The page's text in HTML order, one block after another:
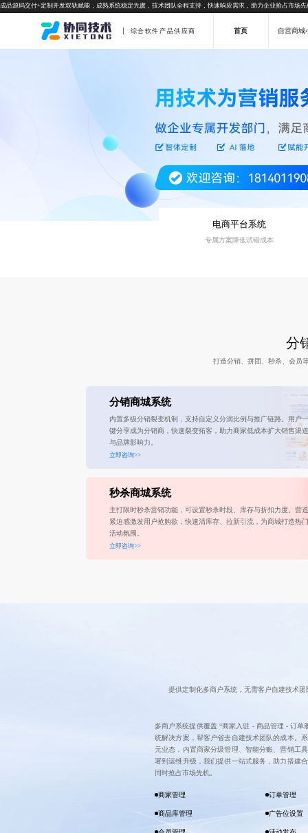
成品源码交付+定制开发双轨赋能，成熟系统稳定无虞，技术团队全程支持，快速响应需求，助力企业抢占市场先
综合软件产品供应商 首页 自营商城
电商平台系统
专属方案降低试错成本
分
打造分销、拼团、秒杀、会员
分销商城系统
内置多级分销裂变机制，支持自定义分润比例与推广链路。用户
键分享成为分销商，快速裂变拓客，助力商家低成本扩大销售渠
与品牌影响力。
立即咨询>>
秒杀商城系统
主打限时秒杀营销功能，可设置秒杀时段、库存与折扣力度。营
紧迫感激发用户抢购欲，快速清库存、拉新引流，为商城打造热
活动氛围。
立即咨询>>
提供定制化多商户系统，无需客户自建技术
多商户系统提供覆盖 “商家入驻 - 商品管理 - 订单
统解决方案，帮客户省去自建技术团队的成本。
元业态，内置商家分级管理、智能分账、营销工
署到运维升级，我们提供一站式服务，助力搭建
同时抢占市场先机。
商家管理 订单管理
商品库管理 广告位设置